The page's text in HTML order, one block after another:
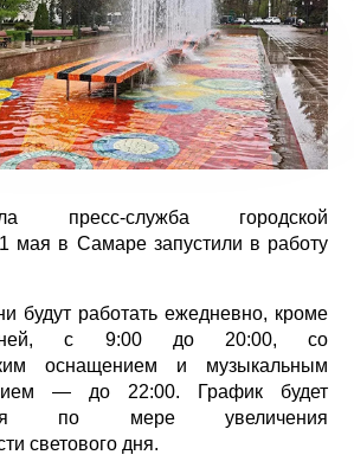
пресс-служба городской
мая в Самаре запустили в работу
будут работать ежедневно, кроме
дней, с 9:00 до 20:00, со
оснащением и музыкальным
— до 22:00. График будет
по мере увеличения
светового дня.